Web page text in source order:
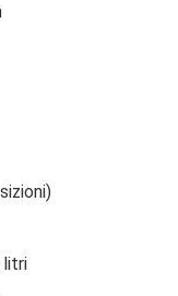
litri